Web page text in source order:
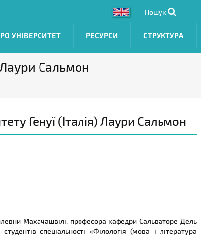
Пошук
УНІВЕРСИТЕТ РЕСУРСИ СТРУКТУРА
Лаури Сальмон
Генуї (Італія) Лаури Сальмон
Махачашвілі, професора кафедри Сальваторе Дель
спеціальності «Філологія (мова і література